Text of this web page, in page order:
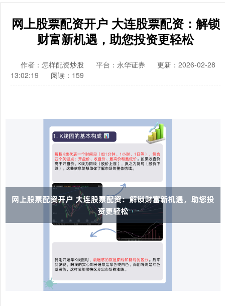
网上股票配资开户 大连股票配资：解锁
财富新机遇，助您投资更轻松
作者：怎样配资炒股 平台：永华证券
更新：2026-02-28
13:02:19
阅读：159